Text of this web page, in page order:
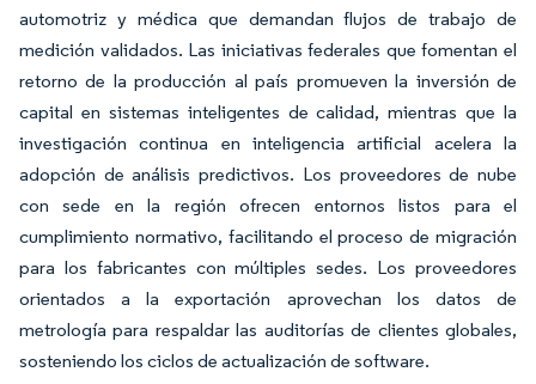
automotriz y médica que demandan flujos de trabajo de
medición validados. Las iniciativas federales que fomentan el
retorno de la producción al país promueven la inversión de
capital en sistemas inteligentes de calidad, mientras que la
investigación continua en inteligencia artificial acelera la
adopción de análisis predictivos. Los proveedores de nube
con sede en la región ofrecen entornos listos para el
cumplimiento normativo, facilitando el proceso de migración
para los fabricantes con múltiples sedes. Los proveedores
orientados a la exportación aprovechan los datos de
metrología para respaldar las auditorías de clientes globales,
sosteniendo los ciclos de actualización de software.